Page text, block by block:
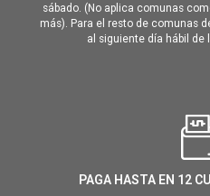
sábado. (No aplica comunas
más). Para el resto de comunas
al siguiente día hábil de
PAGA HASTA EN 12